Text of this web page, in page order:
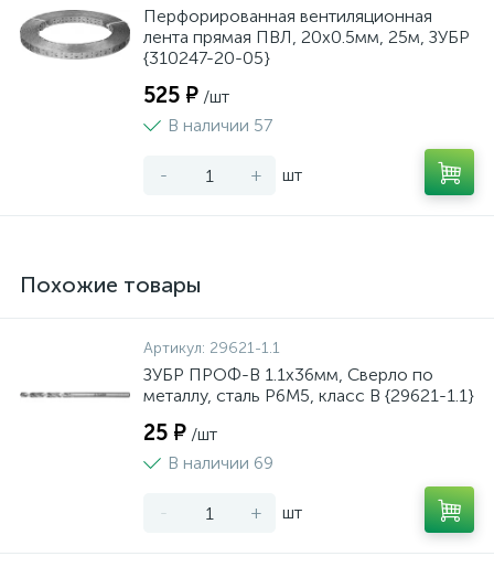
Перфорированная вентиляционная
лента прямая ПВЛ, 20х0.5мм, 25м, ЗУБР
{310247-20-05}
525 ₽ /шт
В наличии 57
- + шт
Похожие товары
Артикул: 29621-1.1
ЗУБР ПРОФ-В 1.1х36мм, Сверло по
металлу, сталь Р6М5, класс В {29621-1.1}
25 ₽ /шт
В наличии 69
- + шт